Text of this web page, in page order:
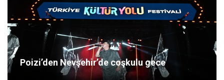
Poizi’den Nevşehir’de coşkulu gece